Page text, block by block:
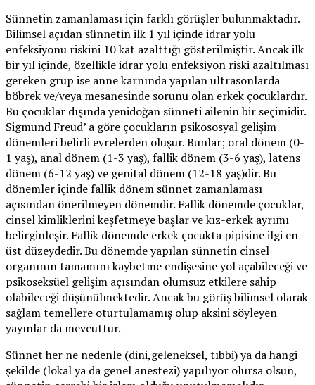
Sünnetin zamanlaması için farklı görüşler bulunmaktadır.
Bilimsel açıdan sünnetin ilk 1 yıl içinde idrar yolu
enfeksiyonu riskini 10 kat azalttığı gösterilmiştir. Ancak ilk
bir yıl içinde, özellikle idrar yolu enfeksiyon riski azaltılması
gereken grup ise anne karnında yapılan ultrasonlarda
böbrek ve/veya mesanesinde sorunu olan erkek çocuklardır.
Bu çocuklar dışında yenidoğan sünneti ailenin bir seçimidir.
Sigmund Freud’ a göre çocukların psikososyal gelişim
dönemleri belirli evrelerden oluşur. Bunlar; oral dönem (0-
1 yaş), anal dönem (1-3 yaş), fallik dönem (3-6 yaş), latens
dönem (6-12 yaş) ve genital dönem (12-18 yaş)dir. Bu
dönemler içinde fallik dönem sünnet zamanlaması
açısından önerilmeyen dönemdir. Fallik dönemde çocuklar,
cinsel kimliklerini keşfetmeye başlar ve kız-erkek ayrımı
belirginleşir. Fallik dönemde erkek çocukta pipisine ilgi en
üst düzeydedir. Bu dönemde yapılan sünnetin cinsel
organının tamamını kaybetme endişesine yol açabileceği ve
psikoseksüel gelişim açısından olumsuz etkilere sahip
olabileceği düşünülmektedir. Ancak bu görüş bilimsel olarak
sağlam temellere oturtulamamış olup aksini söyleyen
yayınlar da mevcuttur.
Sünnet her ne nedenle (dini,geleneksel, tıbbi) ya da hangi
şekilde (lokal ya da genel anestezi) yapılıyor olursa olsun,